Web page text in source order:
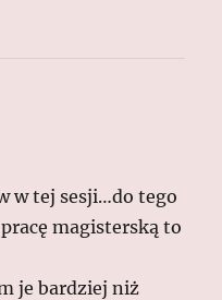
w tej sesji…do tego
magisterską to
je bardziej niż